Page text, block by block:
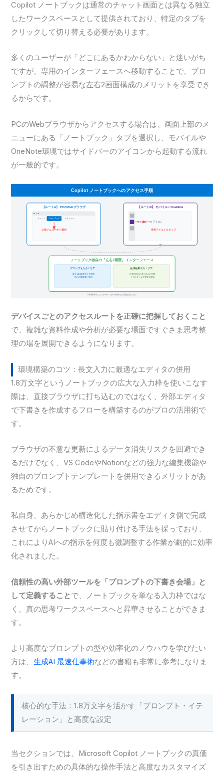
Copilot ノートブックは通常のチャット画面とは異なる独立
したワークスペースとして提供されており、特定のタブを
クリックして切り替える必要があります。
多くのユーザーが「どこにあるかわからない」と迷いがち
ですが、専用のインターフェースへ移動することで、プロ
ンプトの調整が容易な左右2画面構成のメリットを享受でき
るからです。
PCのWebブラウザからアクセスする場合は、画面上部のメ
ニューにある「ノートブック」タブを選択し、モバイルや
OneNote環境ではサイドバーのアイコンから起動する流れ
が一般的です。
デバイスごとのアクセスルートを正確に把握しておくこと
で、複雑な資料作成や分析が必要な場面ですぐさま思考整
理の場を展開できるようになります。
環境構築のコツ：長文入力に最適なエディタの併用
1.8万文字というノートブックの広大な入力枠を使いこなす
際は、直接ブラウザに打ち込むのではなく、外部エディタ
で下書きを作成するフローを構築するのがプロの活用術で
す。
ブラウザの不意な更新によるデータ消失リスクを回避でき
るだけでなく、VS CodeやNotionなどの強力な編集機能や
独自のプロンプトテンプレートを併用できるメリットがあ
るためです。
私自身、あらかじめ構造化した指示書をエディタ側で完成
させてからノートブックに貼り付ける手法を採っており、
これによりAIへの指示を何度も微調整する作業が劇的に効率
化されました。
信頼性の高い外部ツールを「プロンプトの下書き会場」と
して定義することで、ノートブックを単なる入力枠ではな
く、真の思考ワークスペースへと昇華させることができま
す。
より高度なプロンプトの型や効率化のノウハウを学びたい
方は、生成AI 最速仕事術などの書籍も非常に参考になりま
す。
核心的な手法：1.8万文字を活かす「プロンプト・イテ
レーション」と高度な設定
当セクションでは、Microsoft Copilot ノートブックの真価
を引き出すための具体的な操作手法と高度なカスタマイズ